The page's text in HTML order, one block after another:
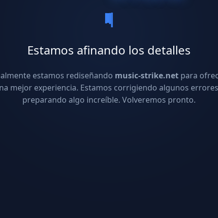
Estamos afinando los detalles
estamos rediseñando music-strike.net para
mejor experiencia. Estamos corrigiendo algunos
preparando algo increíble. Volveremos pronto.